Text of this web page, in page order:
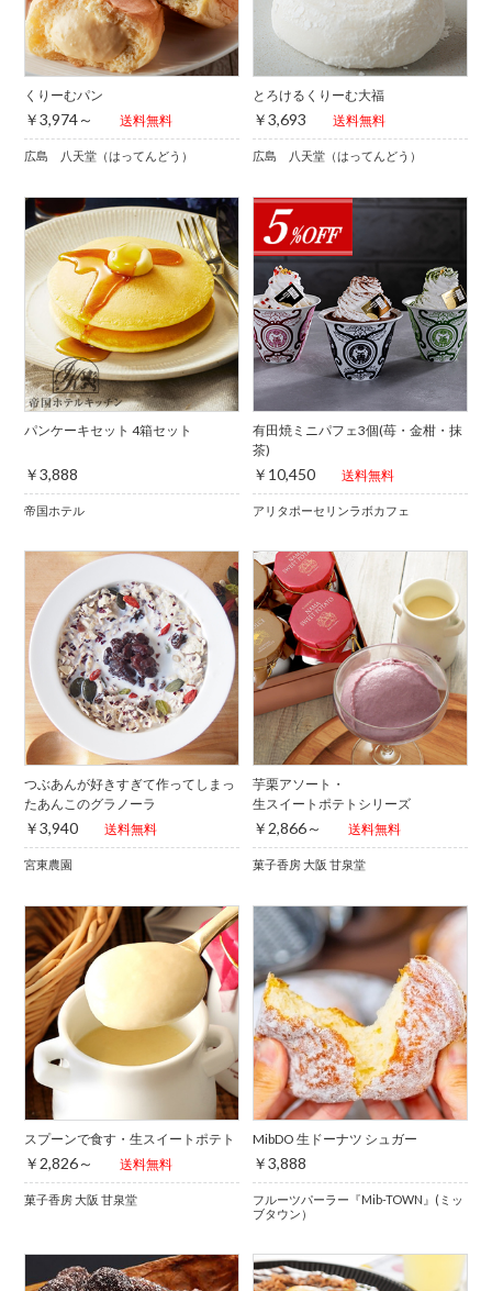
くりーむパン
￥3,974～ 送料無料
広島 八天堂（はってんどう）
とろけるくりーむ大福
￥3,693 送料無料
広島 八天堂（はってんどう）
パンケーキセット 4箱セット
￥3,888
帝国ホテル
有田焼ミニパフェ3個(苺・金柑・抹
茶)
￥10,450 送料無料
アリタポーセリンラボカフェ
つぶあんが好きすぎて作ってしまっ
たあんこのグラノーラ
￥3,940 送料無料
宮東農園
芋栗アソート・
生スイートポテトシリーズ
￥2,866～ 送料無料
菓子香房 大阪 甘泉堂
スプーンで食す・生スイートポテト
￥2,826～ 送料無料
菓子香房 大阪 甘泉堂
MibDO 生ドーナツ シュガー
￥3,888
フルーツパーラー『Mib-TOWN』(ミッ
ブタウン）